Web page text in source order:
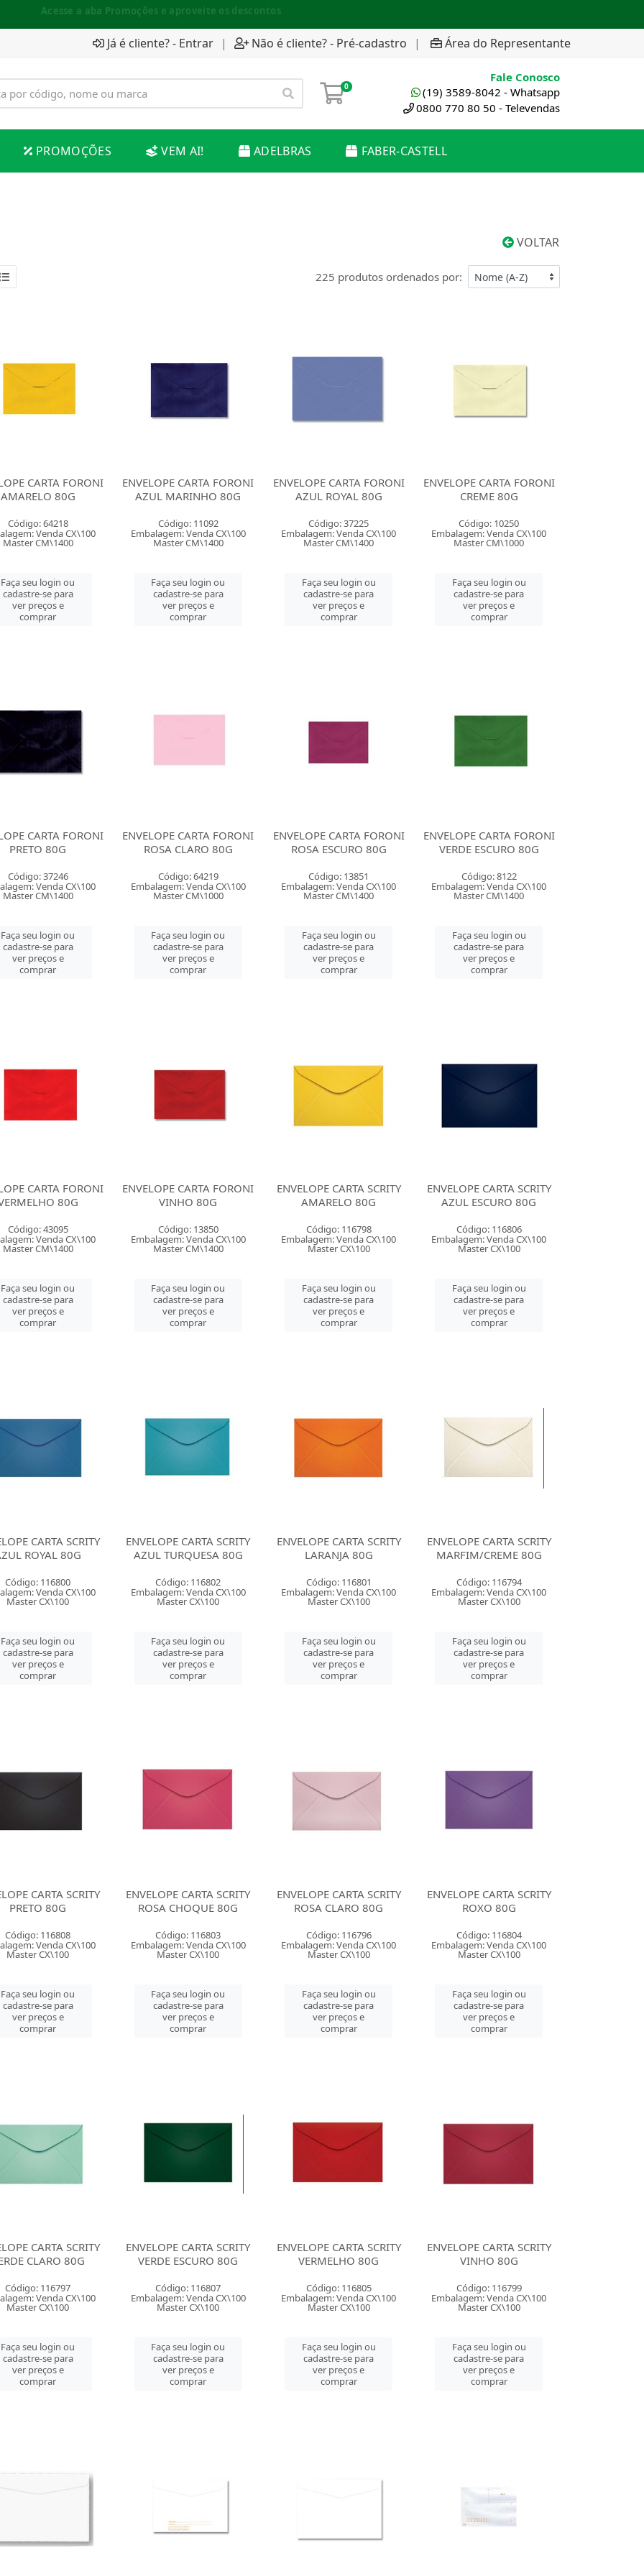
Espaço do Fornecedor disponível no acesso superior
Já é cliente? - Entrar | Não é cliente? - Pré-cadastro | Área do Representante
0
Fale Conosco
(19) 3589-8042 - Whatsapp
0800 770 80 50 - Televendas
PROMOÇÕES VEM AI! ADELBRAS FABER-CASTELL
VOLTAR
225 produtos ordenados por:
CARTA FORONI
AMARELO 80G
Código: 64218
Venda CX\100
Master CM\1400
Faça seu login ou
cadastre-se para
ver preços e
comprar
ENVELOPE CARTA FORONI
AZUL MARINHO 80G
Código: 11092
Embalagem: Venda CX\100
Master CM\1400
Faça seu login ou
cadastre-se para
ver preços e
comprar
ENVELOPE CARTA FORONI
AZUL ROYAL 80G
Código: 37225
Embalagem: Venda CX\100
Master CM\1400
Faça seu login ou
cadastre-se para
ver preços e
comprar
ENVELOPE CARTA FORONI
CREME 80G
Código: 10250
Embalagem: Venda CX\100
Master CM\1000
Faça seu login ou
cadastre-se para
ver preços e
comprar
CARTA FORONI
PRETO 80G
Código: 37246
Venda CX\100
Master CM\1400
Faça seu login ou
cadastre-se para
ver preços e
comprar
ENVELOPE CARTA FORONI
ROSA CLARO 80G
Código: 64219
Embalagem: Venda CX\100
Master CM\1000
Faça seu login ou
cadastre-se para
ver preços e
comprar
ENVELOPE CARTA FORONI
ROSA ESCURO 80G
Código: 13851
Embalagem: Venda CX\100
Master CM\1400
Faça seu login ou
cadastre-se para
ver preços e
comprar
ENVELOPE CARTA FORONI
VERDE ESCURO 80G
Código: 8122
Embalagem: Venda CX\100
Master CM\1400
Faça seu login ou
cadastre-se para
ver preços e
comprar
CARTA FORONI
80G
Código: 43095
Venda CX\100
Master CM\1400
Faça seu login ou
cadastre-se para
ver preços e
comprar
ENVELOPE CARTA FORONI
VINHO 80G
Código: 13850
Embalagem: Venda CX\100
Master CM\1400
Faça seu login ou
cadastre-se para
ver preços e
comprar
ENVELOPE CARTA SCRITY
AMARELO 80G
Código: 116798
Embalagem: Venda CX\100
Master CX\100
Faça seu login ou
cadastre-se para
ver preços e
comprar
ENVELOPE CARTA SCRITY
AZUL ESCURO 80G
Código: 116806
Embalagem: Venda CX\100
Master CX\100
Faça seu login ou
cadastre-se para
ver preços e
comprar
CARTA SCRITY
ROYAL 80G
Código: 116800
Venda CX\100
Master CX\100
Faça seu login ou
cadastre-se para
ver preços e
comprar
ENVELOPE CARTA SCRITY
AZUL TURQUESA 80G
Código: 116802
Embalagem: Venda CX\100
Master CX\100
Faça seu login ou
cadastre-se para
ver preços e
comprar
ENVELOPE CARTA SCRITY
LARANJA 80G
Código: 116801
Embalagem: Venda CX\100
Master CX\100
Faça seu login ou
cadastre-se para
ver preços e
comprar
ENVELOPE CARTA SCRITY
MARFIM/CREME 80G
Código: 116794
Embalagem: Venda CX\100
Master CX\100
Faça seu login ou
cadastre-se para
ver preços e
comprar
CARTA SCRITY
PRETO 80G
Código: 116808
Venda CX\100
Master CX\100
Faça seu login ou
cadastre-se para
ver preços e
comprar
ENVELOPE CARTA SCRITY
ROSA CHOQUE 80G
Código: 116803
Embalagem: Venda CX\100
Master CX\100
Faça seu login ou
cadastre-se para
ver preços e
comprar
ENVELOPE CARTA SCRITY
ROSA CLARO 80G
Código: 116796
Embalagem: Venda CX\100
Master CX\100
Faça seu login ou
cadastre-se para
ver preços e
comprar
ENVELOPE CARTA SCRITY
ROXO 80G
Código: 116804
Embalagem: Venda CX\100
Master CX\100
Faça seu login ou
cadastre-se para
ver preços e
comprar
CARTA SCRITY
CLARO 80G
Código: 116797
Venda CX\100
Master CX\100
Faça seu login ou
cadastre-se para
ver preços e
comprar
ENVELOPE CARTA SCRITY
VERDE ESCURO 80G
Código: 116807
Embalagem: Venda CX\100
Master CX\100
Faça seu login ou
cadastre-se para
ver preços e
comprar
ENVELOPE CARTA SCRITY
VERMELHO 80G
Código: 116805
Embalagem: Venda CX\100
Master CX\100
Faça seu login ou
cadastre-se para
ver preços e
comprar
ENVELOPE CARTA SCRITY
VINHO 80G
Código: 116799
Embalagem: Venda CX\100
Master CX\100
Faça seu login ou
cadastre-se para
ver preços e
comprar